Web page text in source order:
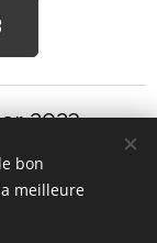
2023
bon
meilleure